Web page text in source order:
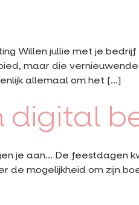
Willen jullie met je
maar die
allemaal om het […]
digital
je aan… De feestdagen
mogelijkheid om zijn